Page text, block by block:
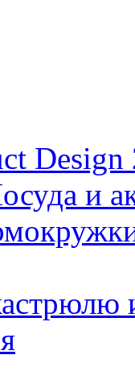
Design
и